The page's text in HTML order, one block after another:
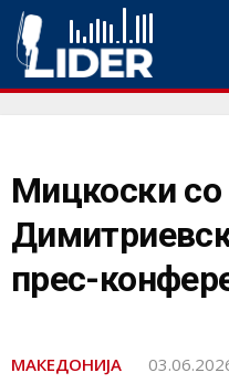
Мицкоски со
прес-
МАКЕДОНИЈА